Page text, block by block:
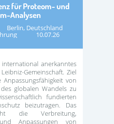
für Proteom- und
Analysen
Berlin, Deutschland
10.07.26
anerkanntes
Gemeinschaft. Ziel
von
globalen Wandels zu
fundierten
beizutragen. Das
die Verbreitung,
Anpassungen von